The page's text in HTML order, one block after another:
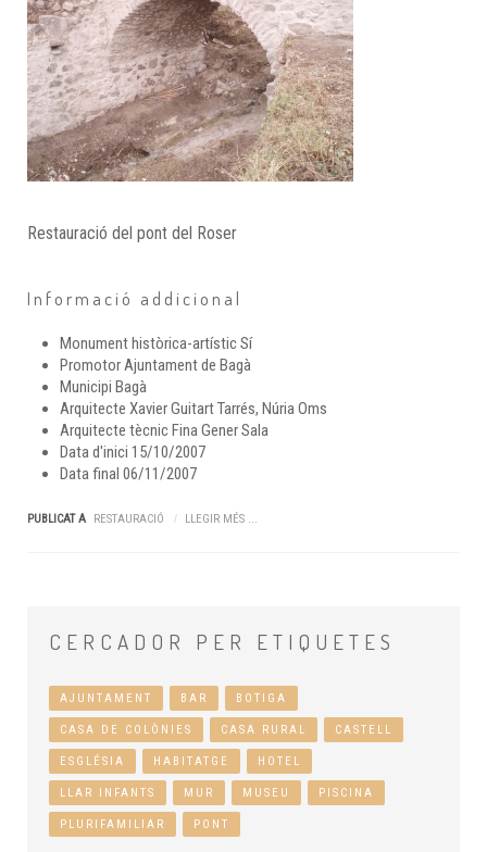
Restauració del pont del Roser
Informació addicional
Monument històrica-artísticSí
PromotorAjuntament de Bagà
Municipi Bagà
Arquitecte Xavier Guitart Tarrés, Núria Oms
Arquitecte tècnicFina Gener Sala
Data d'inici 15/10/2007
Data final 06/11/2007
PUBLICAT A RESTAURACIÓ LLEGIR MÉS ...
CERCADOR PER ETIQUETES
AJUNTAMENT BAR BOTIGA
CASA DE COLÒNIES CASA RURAL CASTELL
ESGLÉSIA HABITATGE HOTEL
LLAR INFANTS MUR MUSEU PISCINA
PLURIFAMILIAR PONT